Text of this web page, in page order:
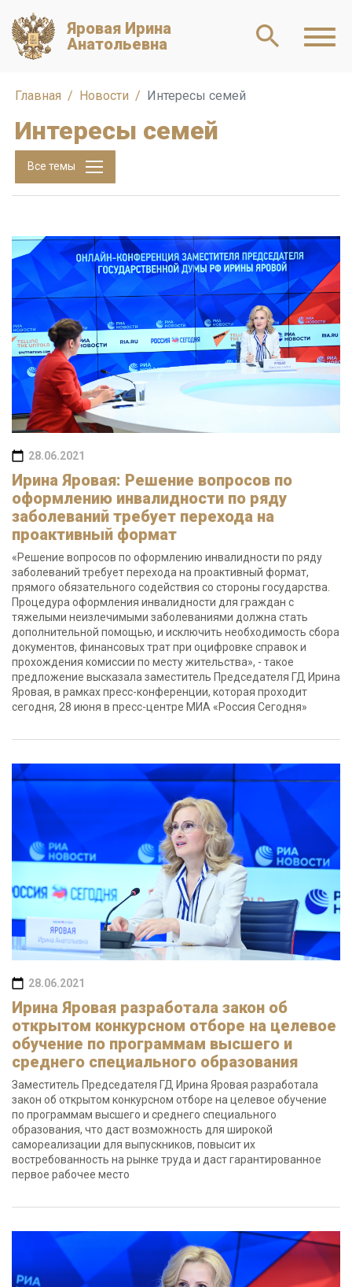
Яровая Ирина
Анатольевна
Главная Новости Интересы семей
Интересы семей
Все темы
28.06.2021
Ирина Яровая: Решение вопросов по
оформлению инвалидности по ряду
заболеваний требует перехода на
проактивный формат
«Решение вопросов по оформлению инвалидности по ряду
заболеваний требует перехода на проактивный формат,
прямого обязательного содействия со стороны государства.
Процедура оформления инвалидности для граждан с
тяжелыми неизлечимыми заболеваниями должна стать
дополнительной помощью, и исключить необходимость сбора
документов, финансовых трат при оцифровке справок и
прохождения комиссии по месту жительства», - такое
предложение высказала заместитель Председателя ГД Ирина
Яровая, в рамках пресс-конференции, которая проходит
сегодня, 28 июня в пресс-центре МИА «Россия Сегодня»
28.06.2021
Ирина Яровая разработала закон об
открытом конкурсном отборе на целевое
обучение по программам высшего и
среднего специального образования
Заместитель Председателя ГД Ирина Яровая разработала
закон об открытом конкурсном отборе на целевое обучение
по программам высшего и среднего специального
образования, что даст возможность для широкой
самореализации для выпускников, повысит их
востребованность на рынке труда и даст гарантированное
первое рабочее место